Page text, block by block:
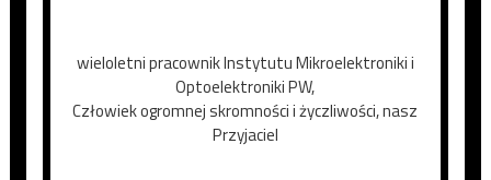
wieloletni pracownik Instytutu Mikroelektroniki i
Optoelektroniki PW,
Człowiek ogromnej skromności i życzliwości, nasz
Przyjaciel